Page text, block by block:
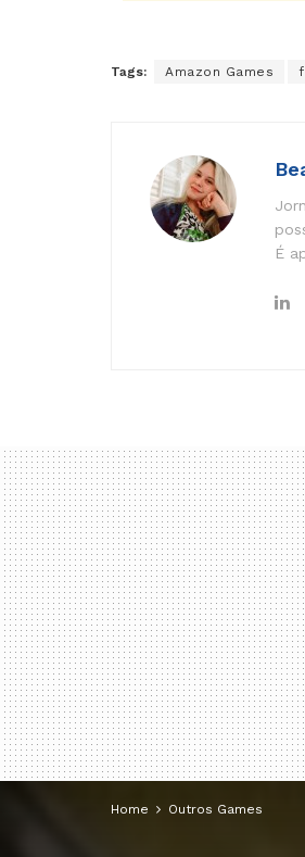
Tags: Amazon Games
É
Home Outros Games